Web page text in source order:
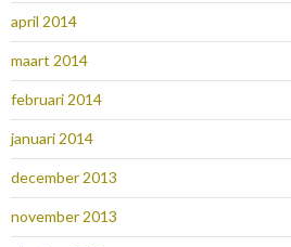
april 2014
maart 2014
februari 2014
januari 2014
december 2013
november 2013